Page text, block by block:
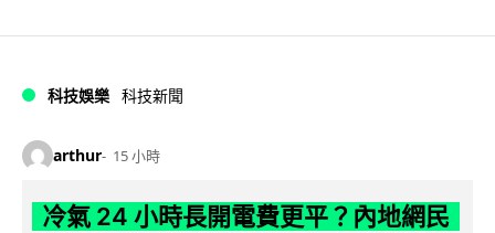
科技娛樂 科技新聞
arthur 15 小時
冷氣 24 小時長開電費更平？內地網民